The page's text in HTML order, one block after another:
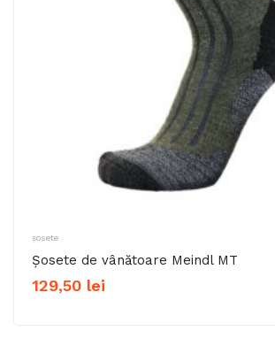
șosete
Șosete de vânătoare Meindl MT
129,50 lei